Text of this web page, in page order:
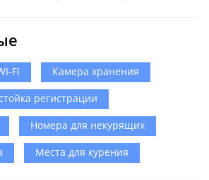
FI
Камера хранения
регистрации
Номера для некурящих
Места для курения